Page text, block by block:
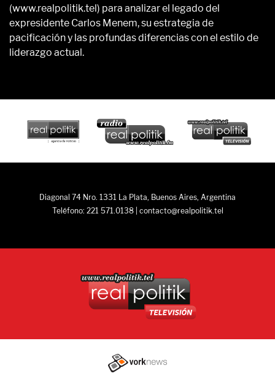
(www.realpolitik.tel) para analizar el legado del
expresidente Carlos Menem, su estrategia de
pacificación y las profundas diferencias con el estilo de
liderazgo actual.
Diagonal 74 Nro. 1331 La Plata, Buenos Aires, Argentina
Teléfono: 221 571.0138 | contacto@realpolitik.tel